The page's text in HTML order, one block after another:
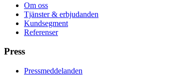
Om oss
Tjänster & erbjudanden
Kundsegment
Referenser
Press
Pressmeddelanden